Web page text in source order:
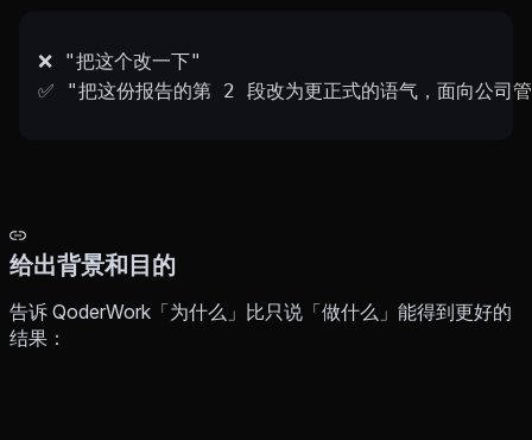
❌ "把这个改一下"
✅ "把这份报告的第 2 段改为更正式的语气，面向公司
给出背景和目的
告诉 QoderWork「为什么」比只说「做什么」能得到更好的
结果：